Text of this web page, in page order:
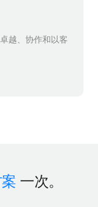
越、协作和以客
一次。